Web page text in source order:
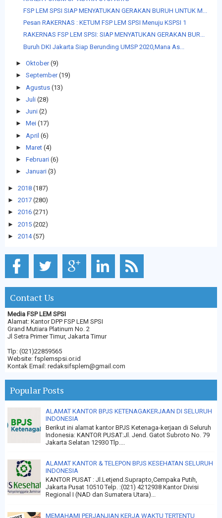
FSP LEM SPSI SIAP MENYATUKAN GERAKAN BURUH UNTUK M...
Pesan RAKERNAS : KETUM FSP LEM SPSI Menuju KSPSI 1
RAKERNAS FSP LEM SPSI: SIAP MENYATUKAN GERAKAN BUR...
Buruh DKI Jakarta Siap Berunding UMSP 2020,Mana As...
► Oktober (9)
► September (19)
► Agustus (13)
► Juli (28)
► Juni (2)
► Mei (17)
► April (6)
► Maret (4)
► Februari (6)
► Januari (3)
► 2018 (187)
► 2017 (280)
► 2016 (271)
► 2015 (202)
► 2014 (57)
Contact Us
Media FSP LEM SPSI
Alamat: Kantor DPP FSP LEM SPSI
Grand Mutiara Platinum No. 2
Jl Setra Primer Timur, Jakarta Timur
Tlp: (021)22859565
Website: fsplemspsi.or.id
Kontak Email: redaksifsplem@gmail.com
Popular Posts
ALAMAT KANTOR BPJS KETENAGAKERJAAN DI SELURUH
INDONESIA
Berikut ini alamat kantor BPJS Ketenaga-kerjaan di Seluruh
Indonesia: KANTOR PUSAT:Jl. Jend. Gatot Subroto No. 79
Jakarta Selatan 12930 Tlp....
ALAMAT KANTOR & TELEPON BPJS KESEHATAN SELURUH
INDONESIA
KANTOR PUSAT : Jl.Letjend.Suprapto,Cempaka Putih,
Jakarta Pusat 10510 Telp. :(021) 4212938 Kantor Divisi
Regional I (NAD dan Sumatera Utara)...
MEMAHAMI PERJANJIAN KERJA WAKTU TERTENTU